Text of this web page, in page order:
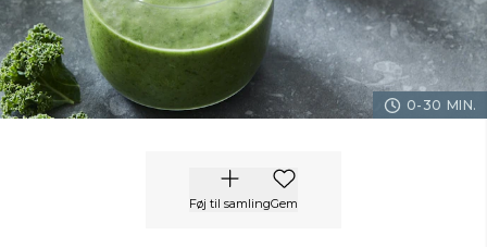
0-30 MIN.
Føj til samlingGem